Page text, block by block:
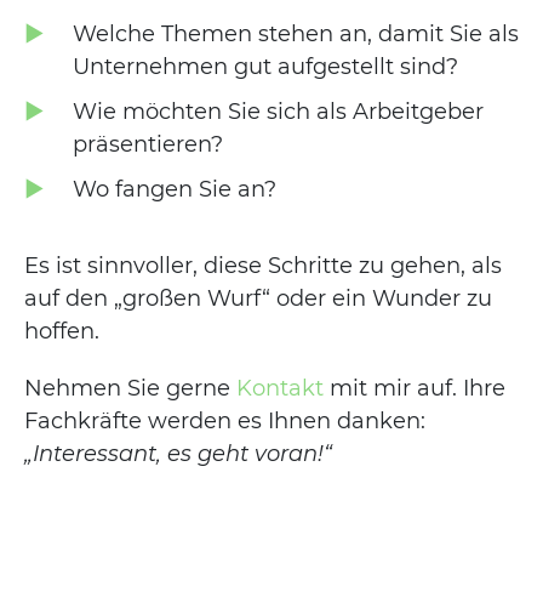
Welche Themen stehen an, damit Sie als
Unternehmen gut aufgestellt sind?
Wie möchten Sie sich als Arbeitgeber
präsentieren?
Wo fangen Sie an?
Es ist sinnvoller, diese Schritte zu gehen, als
auf den „großen Wurf“ oder ein Wunder zu
hoffen.
Nehmen Sie gerne Kontakt mit mir auf. Ihre
Fachkräfte werden es Ihnen danken:
„Interessant, es geht voran!“